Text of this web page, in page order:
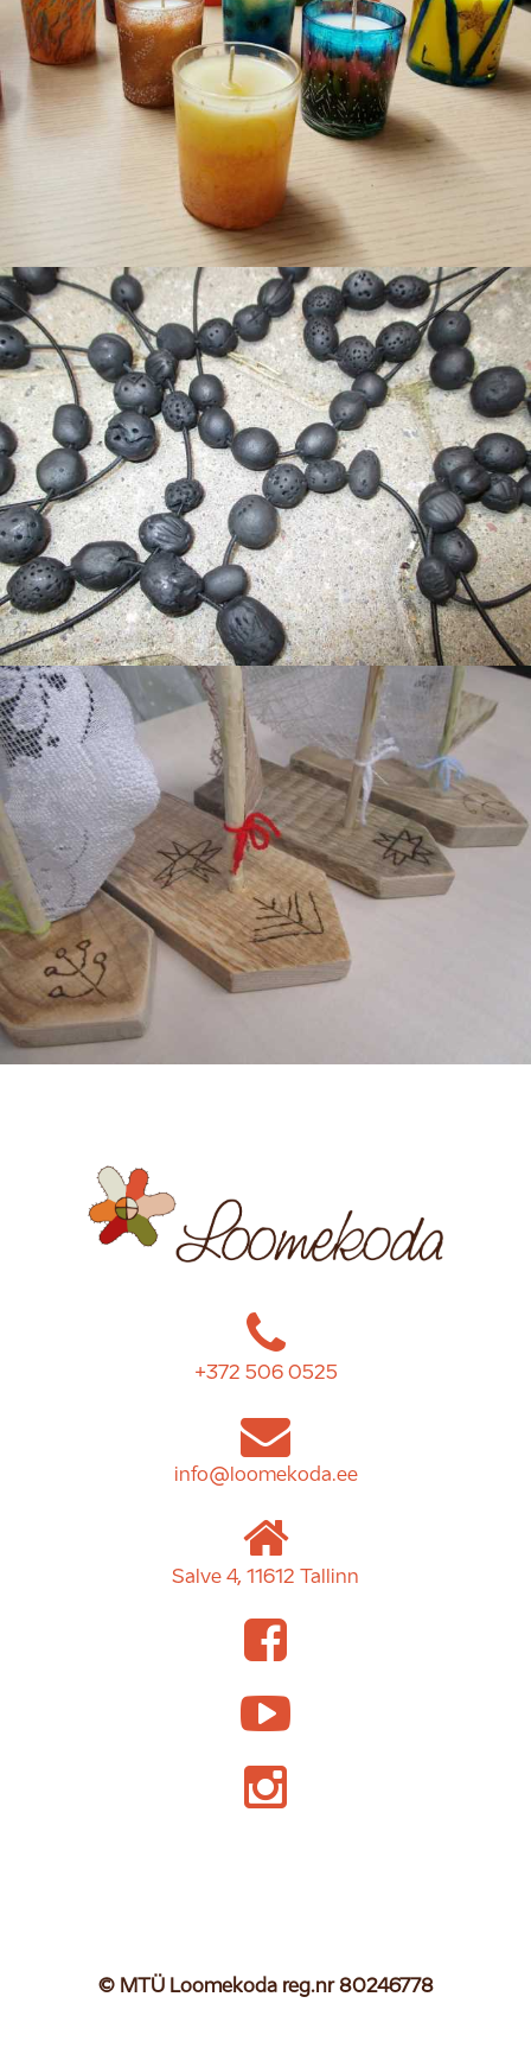
+372 506 0525
info@loomekoda.ee
Salve 4, 11612 Tallinn
© MTÜ Loomekoda reg.nr 80246778